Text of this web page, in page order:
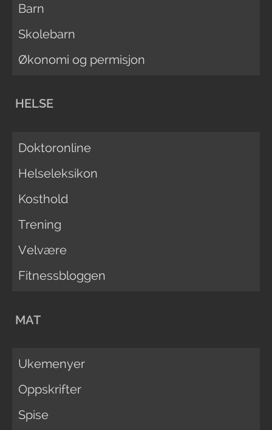
Barn
Skolebarn
Økonomi og permisjon
HELSE
Doktoronline
Helseleksikon
Kosthold
Trening
Velvære
Fitnessbloggen
MAT
Ukemenyer
Oppskrifter
Spise